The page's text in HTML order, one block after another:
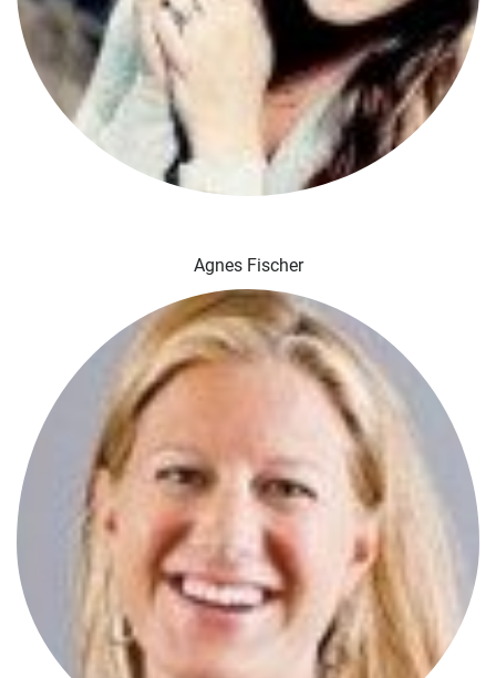
Agnes Fischer